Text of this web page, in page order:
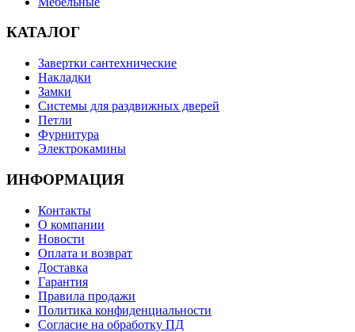
КАТАЛОГ
Завертки сантехнические
Накладки
Замки
Системы для раздвижных дверей
Петли
Фурнитура
Электрокамины
ИНФОРМАЦИЯ
Контакты
О компании
Новости
Оплата и возврат
Доставка
Гарантия
Правила продажи
Политика конфиденциальности
Согласие на обработку ПД